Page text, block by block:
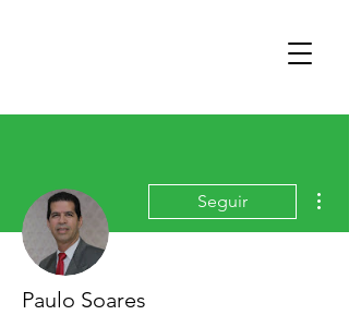
Seguir
Paulo Soares